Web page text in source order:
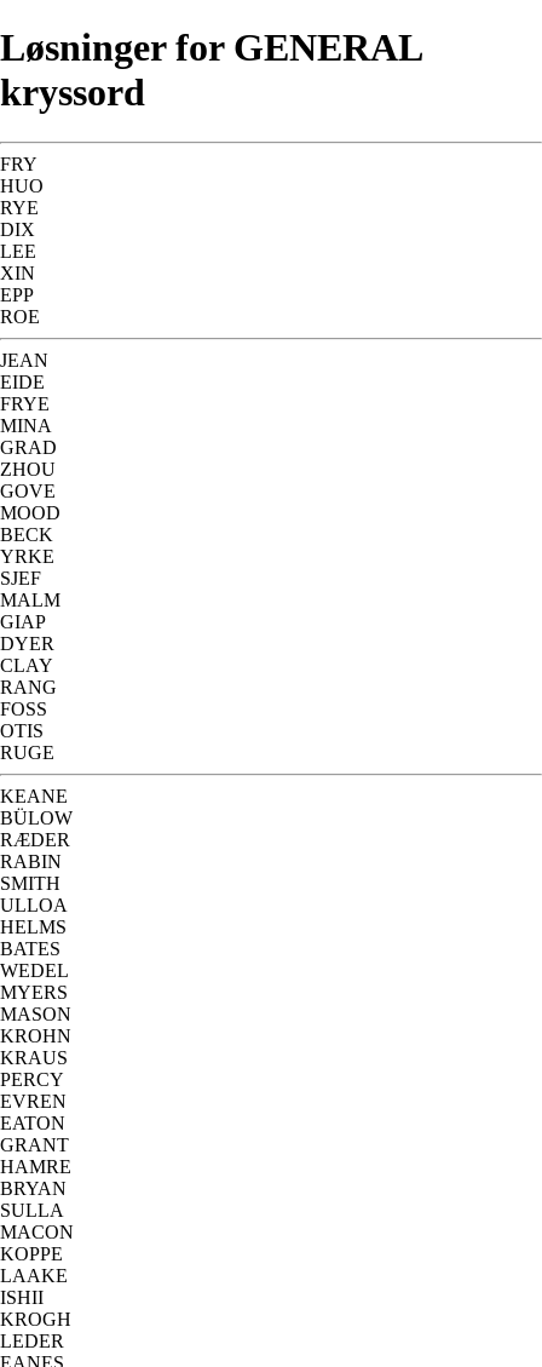
Løsninger for GENERAL
kryssord
FRY
HUO
RYE
DIX
LEE
XIN
EPP
ROE
JEAN
EIDE
FRYE
MINA
GRAD
ZHOU
GOVE
MOOD
BECK
YRKE
SJEF
MALM
GIAP
DYER
CLAY
RANG
FOSS
OTIS
RUGE
KEANE
BÜLOW
RÆDER
RABIN
SMITH
ULLOA
HELMS
BATES
WEDEL
MYERS
MASON
KROHN
KRAUS
PERCY
EVREN
EATON
GRANT
HAMRE
BRYAN
SULLA
MACON
KOPPE
LAAKE
ISHII
KROGH
LEDER
EANES